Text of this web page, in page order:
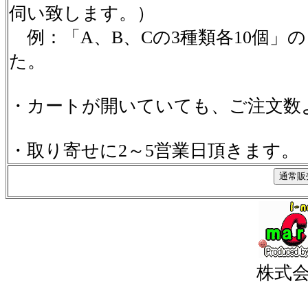
伺い致します。）
例：「A、B、Cの3種類各10個」
た。
・カートが開いていても、ご注文
・取り寄せに2～5営業日頂きます。
株式